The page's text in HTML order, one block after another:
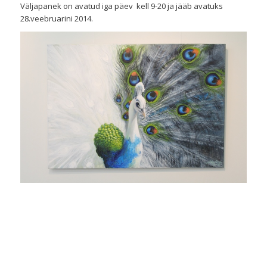
Väljapanek on avatud iga päev kell 9-20 ja jääb avatuks
28.veebruarini 2014.